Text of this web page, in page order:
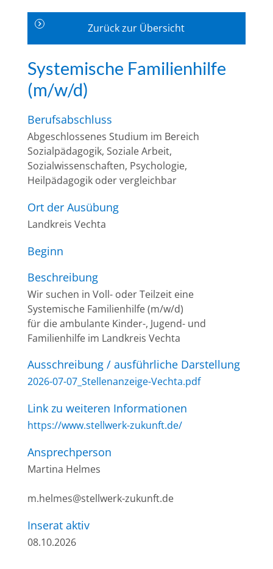
Zurück zur Übersicht
Systemische Familienhilfe
(m/w/d)
Berufsabschluss
Abgeschlossenes Studium im Bereich
Sozialpädagogik, Soziale Arbeit,
Sozialwissenschaften, Psychologie,
Heilpädagogik oder vergleichbar
Ort der Ausübung
Landkreis Vechta
Beginn
Beschreibung
Wir suchen in Voll- oder Teilzeit eine
Systemische Familienhilfe (m/w/d)
für die ambulante Kinder-, Jugend- und
Familienhilfe im Landkreis Vechta
Ausschreibung / ausführliche Darstellung
2026-07-07_Stellenanzeige-Vechta.pdf
Link zu weiteren Informationen
https://www.stellwerk-zukunft.de/
Ansprechperson
Martina Helmes
m.helmes@stellwerk-zukunft.de
Inserat aktiv
08.10.2026